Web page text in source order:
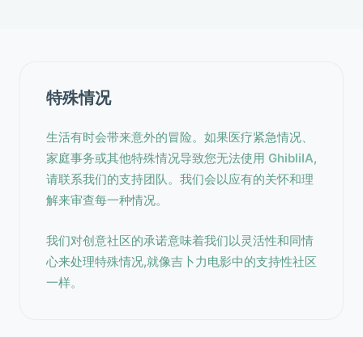
特殊情况
生活有时会带来意外的冒险。如果医疗紧急情况、
家庭事务或其他特殊情况导致您无法使用 GhibliIA,
请联系我们的支持团队。我们会以应有的关怀和理
解来审查每一种情况。
我们对创意社区的承诺意味着我们以灵活性和同情
心来处理特殊情况,就像吉卜力电影中的支持性社区
一样。